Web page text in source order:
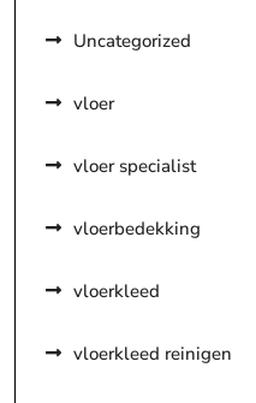
Uncategorized
vloer
vloer specialist
vloerbedekking
vloerkleed
vloerkleed reinigen